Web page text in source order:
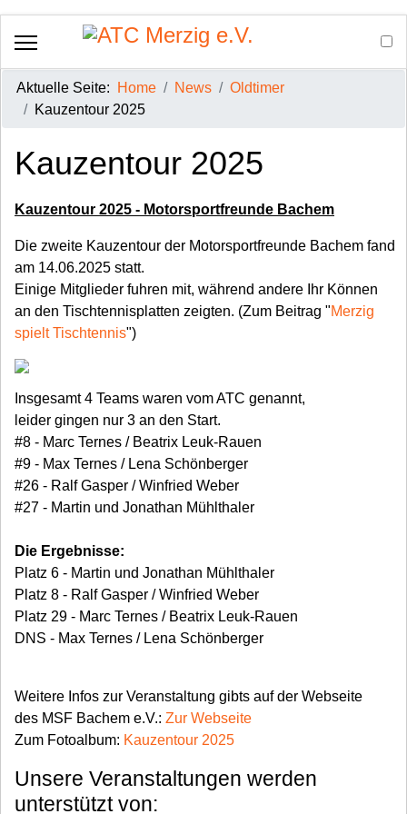
Aktuelle Seite: Home News
Oldtimer
Kauzentour 2025
Kauzentour 2025
Kauzentour 2025 - Motorsportfreunde Bachem
Die zweite Kauzentour der Motorsportfreunde Bachem fand
am 14.06.2025 statt.
Einige Mitglieder fuhren mit, während andere Ihr Können
an den Tischtennisplatten zeigten. (Zum Beitrag "Merzig
spielt Tischtennis")
Insgesamt 4 Teams waren vom ATC genannt,
leider gingen nur 3 an den Start.
#8 - Marc Ternes / Beatrix Leuk-Rauen
#9 - Max Ternes / Lena Schönberger
#26 - Ralf Gasper / Winfried Weber
#27 - Martin und Jonathan Mühlthaler
Die Ergebnisse:
Platz 6 - Martin und Jonathan Mühlthaler
Platz 8 - Ralf Gasper / Winfried Weber
Platz 29 - Marc Ternes / Beatrix Leuk-Rauen
DNS - Max Ternes / Lena Schönberger
Weitere Infos zur Veranstaltung gibts auf der Webseite
des MSF Bachem e.V.: Zur Webseite
Zum Fotoalbum: Kauzentour 2025
Unsere Veranstaltungen werden
unterstützt von: